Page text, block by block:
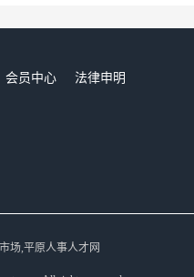
会员中心
法律申明
场,平原人事人才网